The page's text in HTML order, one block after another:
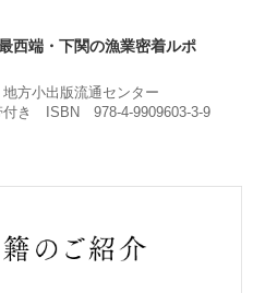
西端・下関の漁業密着ルポ
方小出版流通センター
き ISBN 978-4-9909603-3-9